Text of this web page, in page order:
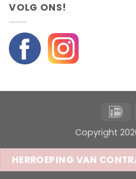
VOLG ONS!
Copyright
HERROEPING VAN